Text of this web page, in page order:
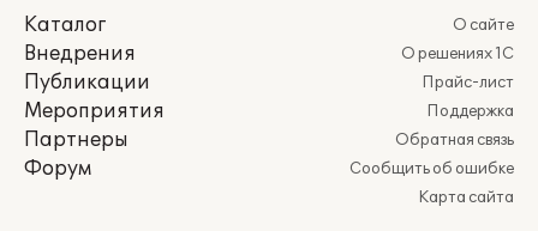
Каталог
Внедрения
Публикации
Мероприятия
Партнеры
Форум
О сайте
О решениях 1С
Прайс-лист
Поддержка
Обратная связь
Сообщить об ошибке
Карта сайта